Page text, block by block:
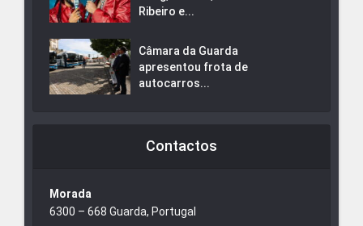
Ribeiro e...
Câmara da Guarda
apresentou frota de
autocarros...
Contactos
Morada
6300 – 668 Guarda, Portugal